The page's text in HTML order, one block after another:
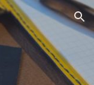
Skip to navigation